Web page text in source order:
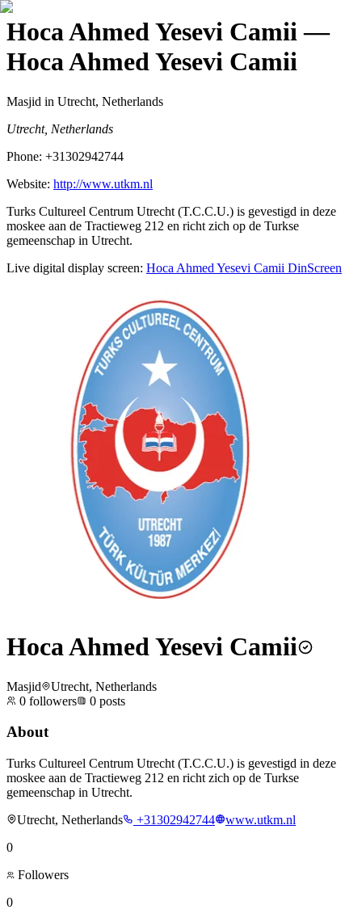
Hoca Ahmed Yesevi Camii—
Hoca Ahmed Yesevi Camii
Masjid in Utrecht, Netherlands
Utrecht, Netherlands
Phone: +31302942744
Website: http://www.utkm.nl
Turks Cultureel Centrum Utrecht (T.C.C.U.) is gevestigd in deze
moskee aan de Tractieweg 212 en richt zich op de Turkse
gemeenschap in Utrecht.
Live digital display screen: Hoca Ahmed Yesevi Camii DinScreen
Hoca Ahmed Yesevi Camii
Masjid
Utrecht, Netherlands
0 followers 0 posts
About
Turks Cultureel Centrum Utrecht (T.C.C.U.) is gevestigd in deze
moskee aan de Tractieweg 212 en richt zich op de Turkse
gemeenschap in Utrecht.
Utrecht, Netherlands
+31302942744
www.utkm.nl
0
Followers
0